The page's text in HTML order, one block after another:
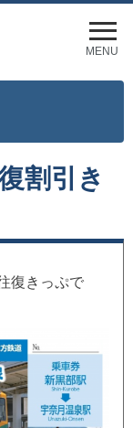
メ
ニ
ュ
ー
MENU
割引き
復きっぷで